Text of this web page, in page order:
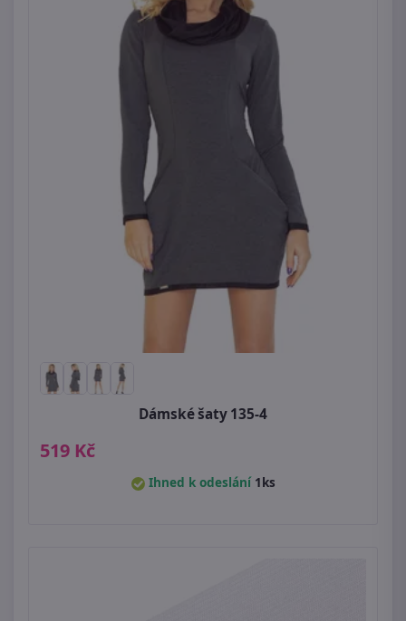
Dámské šaty 135-4
519 Kč
Ihned k odeslání 1ks